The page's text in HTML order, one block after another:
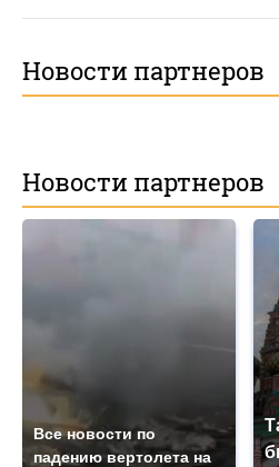
Новости партнеров
Новости партнеров
Все новости по
падению вертолета на